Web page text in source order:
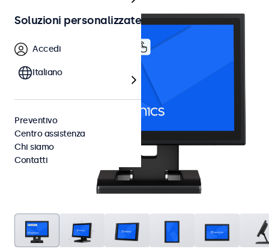
Soluzioni personalizzate
Accedi
Italiano
Preventivo
Centro assistenza
Chi siamo
Contatti